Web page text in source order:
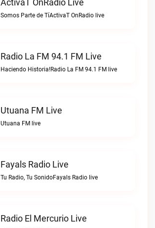
ActivaT OnRadio Live
Somos Parte de TíActivaT OnRadio live
Radio La FM 94.1 FM Live
Haciendo Historia!Radio La FM 94.1 FM live
Utuana FM Live
Utuana FM live
Fayals Radio Live
Tu Radio, Tu SonidoFayals Radio live
Radio El Mercurio Live